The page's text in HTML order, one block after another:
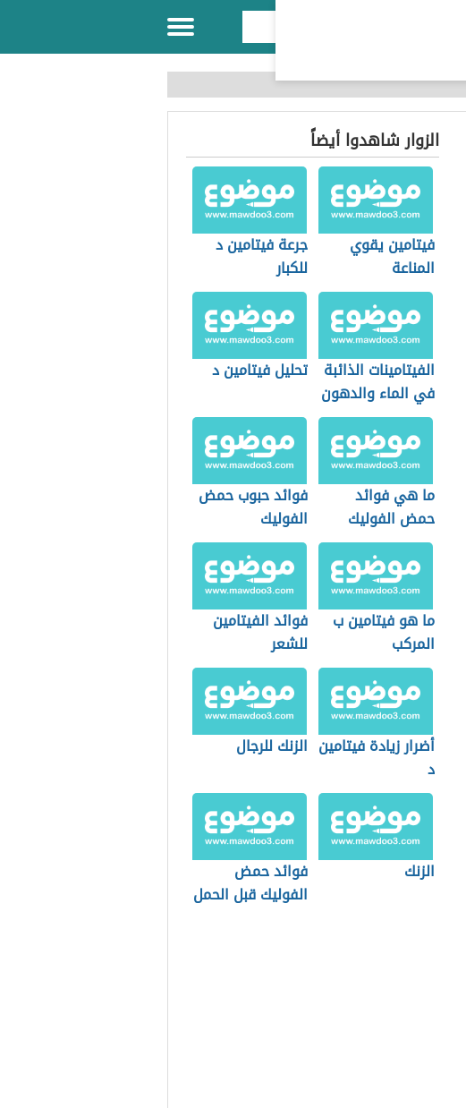
الزوار شاهدوا أيضاً
فيتامين يقوي
المناعة
جرعة فيتامين د
للكبار
الفيتامينات الذائبة
في الماء والدهون
تحليل فيتامين د
ما هي فوائد
حمض الفوليك
فوائد حبوب حمض
الفوليك
ما هو فيتامين ب
المركب
فوائد الفيتامين
للشعر
أضرار زيادة فيتامين
د
الزنك للرجال
الزنك
فوائد حمض
الفوليك قبل الحمل